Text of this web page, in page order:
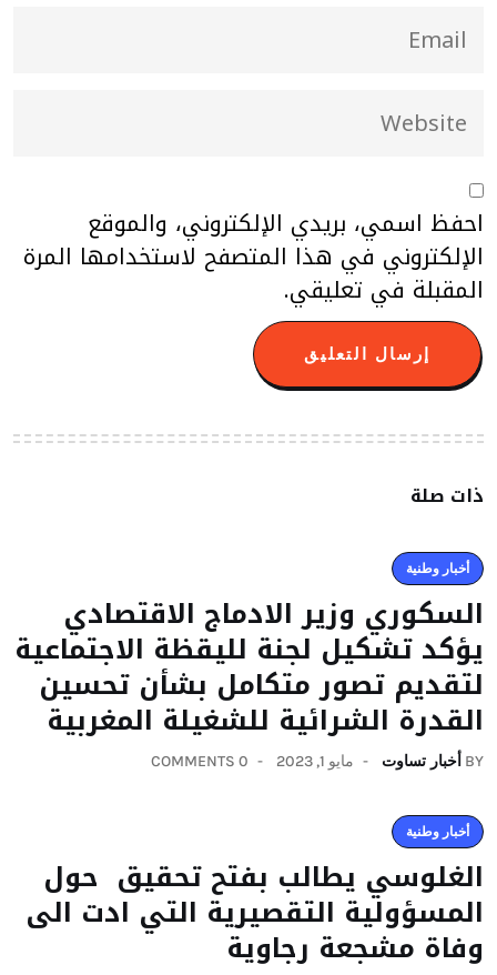
احفظ اسمي، بريدي الإلكتروني، والموقع
الإلكتروني في هذا المتصفح لاستخدامها المرة
المقبلة في تعليقي.
ذات صلة
أخبار وطنية
السكوري وزير الادماج الاقتصادي
يؤكد تشكيل لجنة لليقظة الاجتماعية
لتقديم تصور متكامل بشأن تحسين
القدرة الشرائية للشغيلة المغربية
BY أخبار تساوت مايو 1, 2023 0 COMMENTS
أخبار وطنية
الغلوسي يطالب بفتح تحقيق حول
المسؤولية التقصيرية التي ادت الى
وفاة مشجعة رجاوية